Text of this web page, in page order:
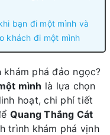
bạn đi một mình và
khách đi một mình
phá đảo ngọc?
mình là lựa chọn
hoạt, chi phí tiết
Quang Thắng Cát
trình khám phá vịnh